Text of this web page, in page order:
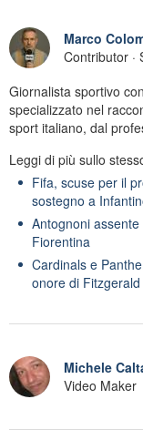
Marco
Contributor ·
Giornalista sportivo
specializzato nel
sport italiano, dal
Leggi di più sullo
Fifa, scuse per il
sostegno a
Antognoni
Fiorentina
Cardinals e
onore di
Michele
Video Maker